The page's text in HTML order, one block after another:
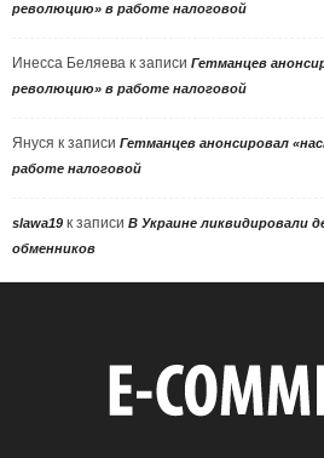
революцию» в работе налоговой
Инесса Беляева к записи Гетманцев
революцию» в работе налоговой
Януся к записи Гетманцев анонсировал
работе налоговой
slawa19 к записи В Украине ликвидировали
обменников